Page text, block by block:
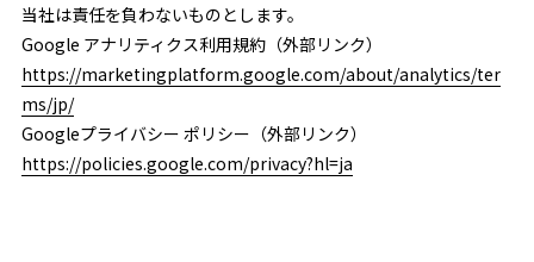
当社は責任を負わないものとします。
Google アナリティクス利用規約（外部リンク）
https://marketingplatform.google.com/about/analytics/ter
ms/jp/
Googleプライバシー ポリシー（外部リンク）
https://policies.google.com/privacy?hl=ja